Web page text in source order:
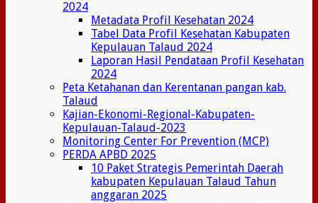
2024
Metadata Profil Kesehatan 2024
Tabel Data Profil Kesehatan Kabupaten
Kepulauan Talaud 2024
Laporan Hasil Pendataan Profil Kesehatan
2024
Peta Ketahanan dan Kerentanan pangan kab.
Talaud
Kajian-Ekonomi-Regional-Kabupaten-
Kepulauan-Talaud-2023
Monitoring Center For Prevention (MCP)
PERDA APBD 2025
10 Paket Strategis Pemerintah Daerah
kabupaten Kepulauan Talaud Tahun
anggaran 2025